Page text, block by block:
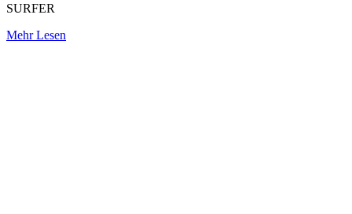
SURFER
Mehr Lesen